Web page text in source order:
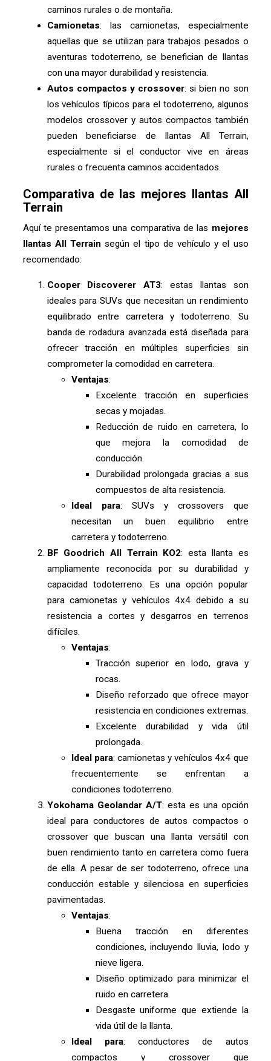
caminos rurales o de montaña.
Camionetas: las camionetas, especialmente
aquellas que se utilizan para trabajos pesados o
aventuras todoterreno, se benefician de llantas
con una mayor durabilidad y resistencia.
Autos compactos y crossover: si bien no son
los vehículos típicos para el todoterreno, algunos
modelos crossover y autos compactos también
pueden beneficiarse de llantas All Terrain,
especialmente si el conductor vive en áreas
rurales o frecuenta caminos accidentados.
Comparativa de las mejores llantas All
Terrain
Aquí te presentamos una comparativa de las mejores
llantas All Terrain según el tipo de vehículo y el uso
recomendado:
Cooper Discoverer AT3: estas llantas son
ideales para SUVs que necesitan un rendimiento
equilibrado entre carretera y todoterreno. Su
banda de rodadura avanzada está diseñada para
ofrecer tracción en múltiples superficies sin
comprometer la comodidad en carretera.
Ventajas:
Excelente tracción en superficies
secas y mojadas.
Reducción de ruido en carretera, lo
que mejora la comodidad de
conducción.
Durabilidad prolongada gracias a sus
compuestos de alta resistencia.
Ideal para: SUVs y crossovers que
necesitan un buen equilibrio entre
carretera y todoterreno.
BF Goodrich All Terrain KO2: esta llanta es
ampliamente reconocida por su durabilidad y
capacidad todoterreno. Es una opción popular
para camionetas y vehículos 4x4 debido a su
resistencia a cortes y desgarros en terrenos
difíciles.
Ventajas:
Tracción superior en lodo, grava y
rocas.
Diseño reforzado que ofrece mayor
resistencia en condiciones extremas.
Excelente durabilidad y vida útil
prolongada.
Ideal para: camionetas y vehículos 4x4 que
frecuentemente se enfrentan a
condiciones todoterreno.
Yokohama Geolandar A/T: esta es una opción
ideal para conductores de autos compactos o
crossover que buscan una llanta versátil con
buen rendimiento tanto en carretera como fuera
de ella. A pesar de ser todoterreno, ofrece una
conducción estable y silenciosa en superficies
pavimentadas.
Ventajas:
Buena tracción en diferentes
condiciones, incluyendo lluvia, lodo y
nieve ligera.
Diseño optimizado para minimizar el
ruido en carretera.
Desgaste uniforme que extiende la
vida útil de la llanta.
Ideal para: conductores de autos
compactos y crossover que